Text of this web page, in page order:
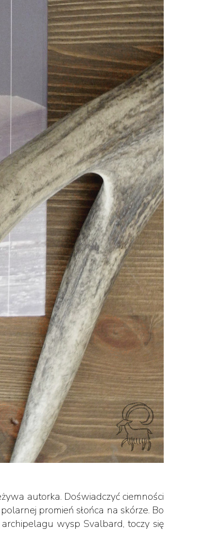
autorka. Doświadczyć ciemności
promień słońca na skórze. Bo
wysp Svalbard, toczy się